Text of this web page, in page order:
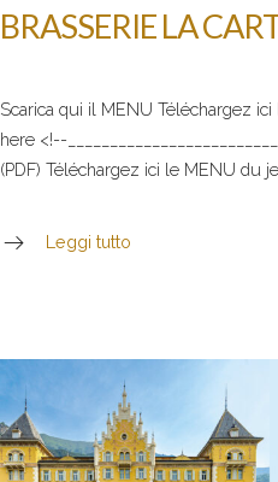
BRASSERIE LA
Scarica qui il MENU Téléchargez
here <!--
(PDF) Téléchargez ici le MENU du
Leggi tutto